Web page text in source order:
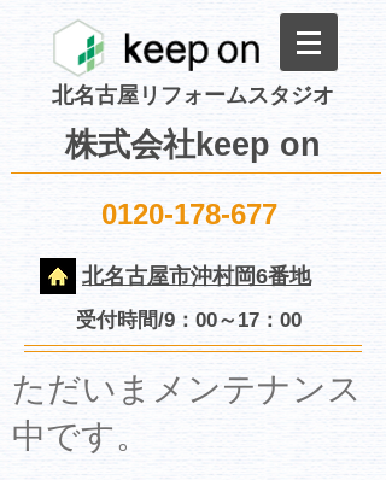
北名古屋リフォームスタジオ
株式会社keep on
0120-178-677
北名古屋市沖村岡6番地
受付時間/9：00～17：00
​ただいまメンテナンス
中です。